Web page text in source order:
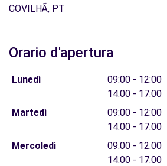
COVILHÃ, PT
Orario d'apertura
Lunedì
09:00 - 12:00
14:00 - 17:00
Martedì
09:00 - 12:00
14:00 - 17:00
Mercoledì
09:00 - 12:00
14:00 - 17:00